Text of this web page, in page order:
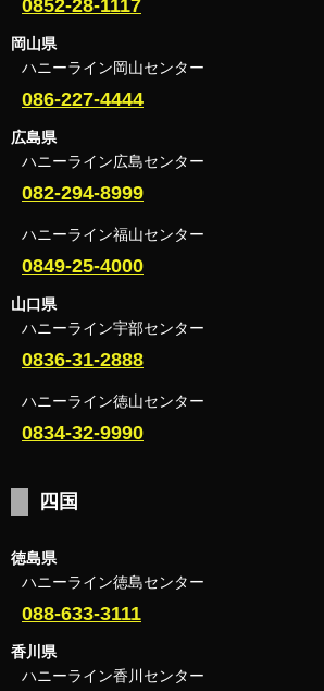
0852-28-1117
岡山県
ハニーライン岡山センター
086-227-4444
広島県
ハニーライン広島センター
082-294-8999
ハニーライン福山センター
0849-25-4000
山口県
ハニーライン宇部センター
0836-31-2888
ハニーライン徳山センター
0834-32-9990
四国
徳島県
ハニーライン徳島センター
088-633-3111
香川県
ハニーライン香川センター